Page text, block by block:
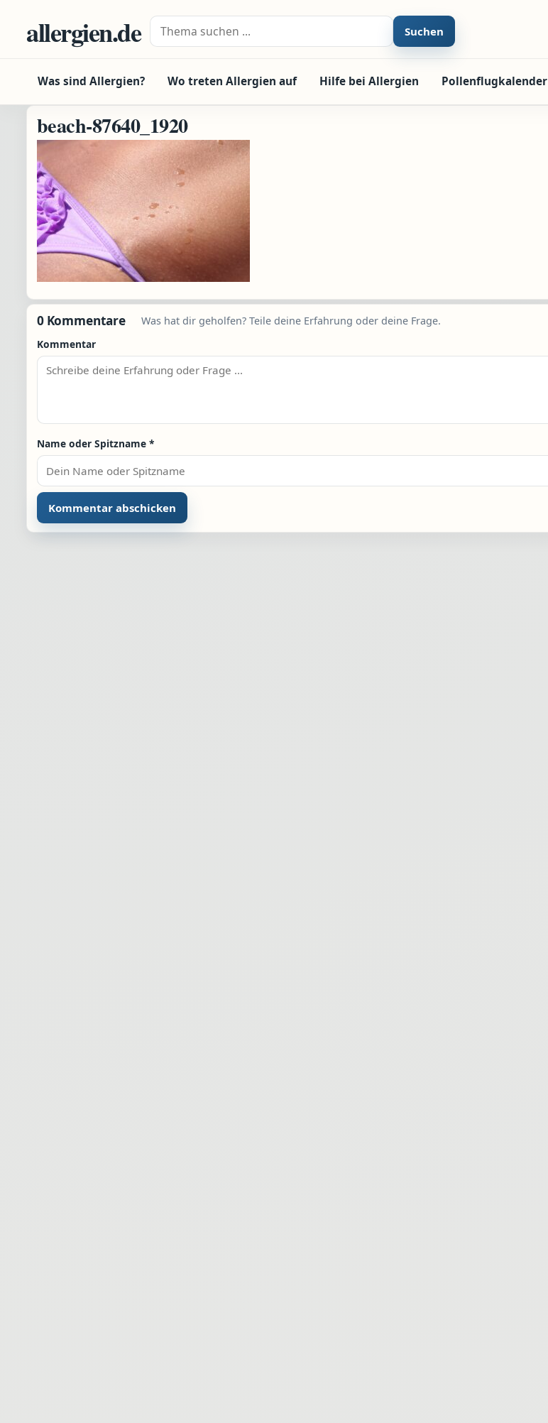
allergien.de Suche nach: Suchen
Was sind Allergien? Wo treten Allergien auf Hilfe bei Allergien Pollenflugkalender
beach-87640_1920
0 Kommentare
Was hat dir geholfen? Teile deine Erfahrung oder deine Frage.
Kommentar
Name oder Spitzname *